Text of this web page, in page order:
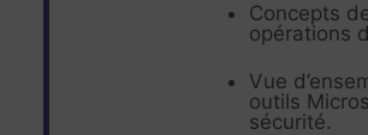
Concepts
opérations
Vue
outils
sécurité.